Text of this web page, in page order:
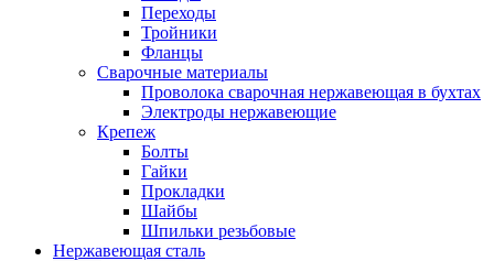
Переходы
Тройники
Фланцы
Сварочные материалы
Проволока сварочная нержавеющая в бухтах
Электроды нержавеющие
Крепеж
Болты
Гайки
Прокладки
Шайбы
Шпильки резьбовые
Нержавеющая сталь